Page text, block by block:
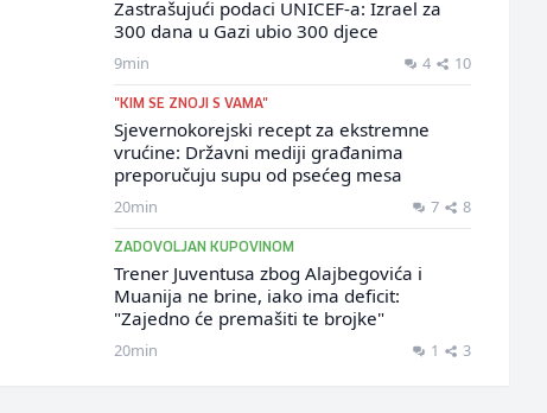
Zastrašujući podaci UNICEF-a: Izrael za
300 dana u Gazi ubio 300 djece
9min 4 10
"KIM SE ZNOJI S VAMA"
Sjevernokorejski recept za ekstremne
vrućine: Državni mediji građanima
preporučuju supu od psećeg mesa
20min 7 8
ZADOVOLJAN KUPOVINOM
Trener Juventusa zbog Alajbegovića i
Muanija ne brine, iako ima deficit:
"Zajedno će premašiti te brojke"
20min 1 3